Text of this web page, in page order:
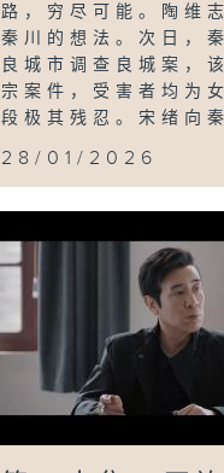
路，穷尽可能。陶维
秦川的想法。次日，
良城市调查良城案，
宗案件，受害者均为
段极其残忍。宋绪向
28/01/2026